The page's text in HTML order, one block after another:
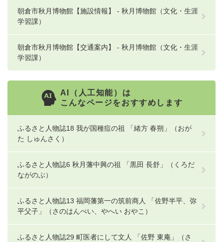
朝倉市秋月博物館【施設情報】 - 秋月博物館（文化・生涯
学習課）
朝倉市秋月博物館【交通案内】 - 秋月博物館（文化・生涯
学習課）
AI（人工知能）は
こんなページをおすすめします
ふるさと人物誌18 我が国種痘の祖 「緒方 春朔」（おが
た しゅんさく）
ふるさと人物誌6 秋月藩中興の祖 「黒田 長舒」（くろだ
ながのぶ）
ふるさと人物誌13 福岡藩第一の筑前商人 「佐野半平、弥
平父子」（さのはんぺい、やへい おやこ）
ふるさと人物誌29 町医者にして文人 「佐野 東庵」（さ